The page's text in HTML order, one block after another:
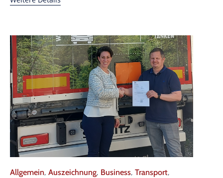
Category
Allgemein, Auszeichnung, Business, Transport,